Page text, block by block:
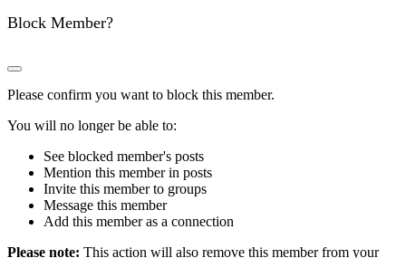
Block Member?
Please confirm you want to block this member.
You will no longer be able to:
See blocked member's posts
Mention this member in posts
Invite this member to groups
Message this member
Add this member as a connection
Please note: This action will also remove this member from your